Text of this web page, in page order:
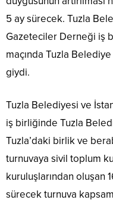
5 ay sürecek. Tuzla
Gazeteciler Derneği iş
maçında Tuzla Belediye
giydi.
Tuzla Belediyesi ve
iş birliğinde Tuzla
Tuzla’daki birlik ve
turnuvaya sivil toplum
kuruluşlarından oluşan
sürecek turnuva